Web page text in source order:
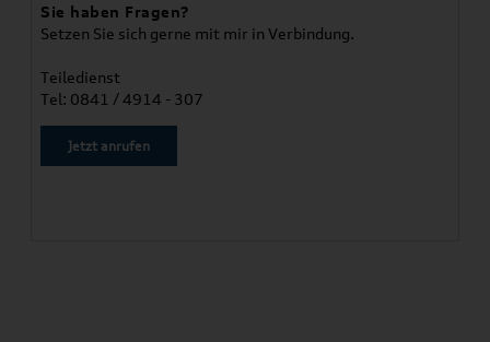
Sie haben Fragen?
Setzen Sie sich gerne mit mir in Verbindung.
Teiledienst
Tel: 0841 / 4914 - 307
Jetzt anrufen